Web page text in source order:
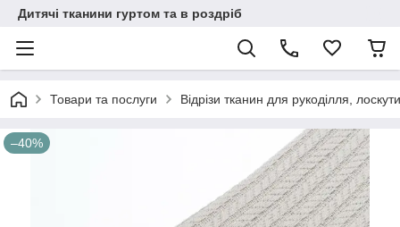
Дитячі тканини гуртом та в роздріб
Товари та послуги Відрізи тканин для рукоділля, лоскути
–40%